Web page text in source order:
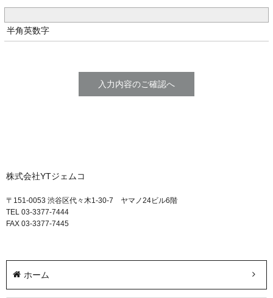
半角英数字
株式会社YTジェムコ
〒151-0053 渋谷区代々木1-30-7 ヤマノ24ビル6階
TEL 03-3377-7444
FAX 03-3377-7445
ホーム